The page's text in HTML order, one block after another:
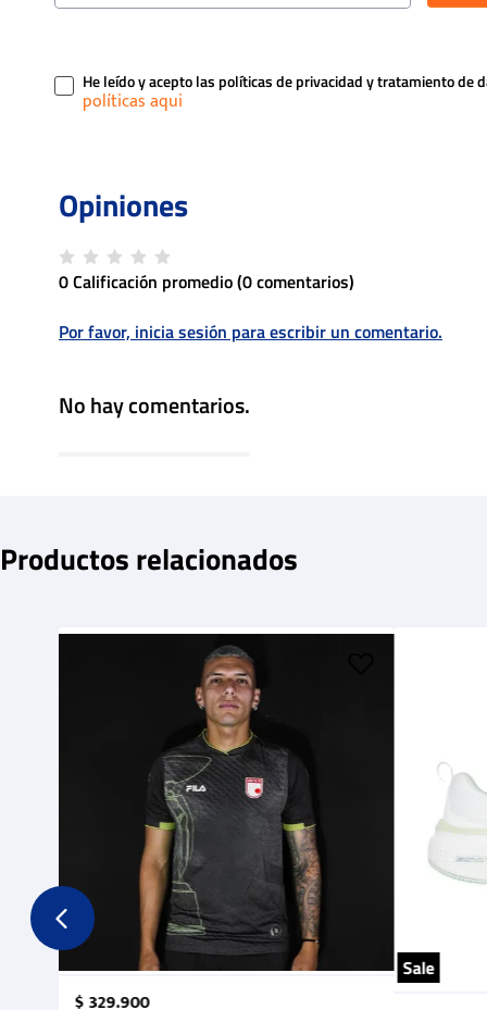
He leído y acepto las políticas de privacidad y tratamiento de
0 Calificación promedio(0 comentarios)
Por favor, inicia sesión para escribir un comentario.
No hay comentarios.
Productos relacionados
$329.900
Sale